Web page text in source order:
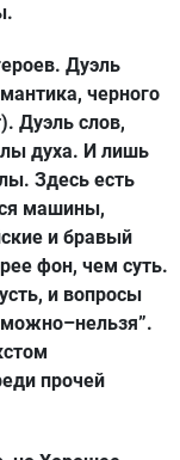
Дуэль
черного
Дуэль слов,
духа. И лишь
Здесь есть
машины,
и бравый
фон, чем суть.
и вопросы
прочей